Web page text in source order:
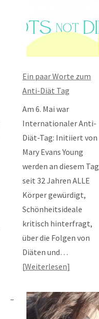
Ein paar Worte zum
Anti-Diät Tag
Am 6. Mai war
Internationaler Anti-
Diät-Tag: Initiiert von
Mary Evans Young
werden an diesem Tag
seit 32 Jahren ALLE
Körper gewürdigt,
Schönheitsideale
kritisch hinterfragt,
über die Folgen von
Diäten und…
Weiterlesen